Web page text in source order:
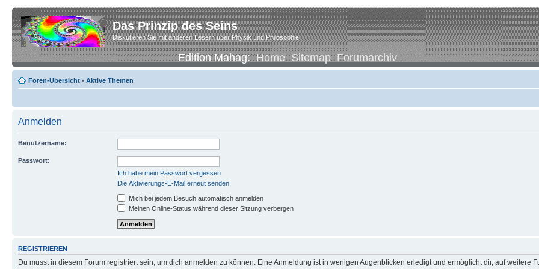
Das Prinzip des Seins
Diskutieren Sie mit anderen Lesern über Physik und Philosophie
Edition Mahag:Home Sitemap Forumarchiv
Foren-Übersicht • Aktive Themen
Anmelden
Benutzername:
Passwort:
Ich habe mein Passwort vergessen
Die Aktivierungs-E-Mail erneut senden
Mich bei jedem Besuch automatisch anmelden
Meinen Online-Status während dieser Sitzung verbergen
REGISTRIEREN
Du musst in diesem Forum registriert sein, um dich anmelden zu können. Eine Anmeldung ist in wenigen Augenblicken erledigt und ermöglicht dir, auf